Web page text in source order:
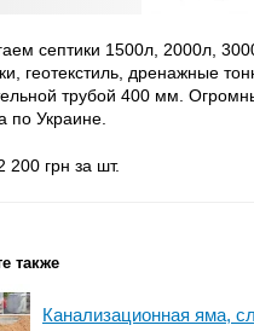
септики 1500л, 2000л,
геотекстиль, дренажные
тpубой 400 мм.
по Украине.
200 грн за шт.
также
Канализационная яма,